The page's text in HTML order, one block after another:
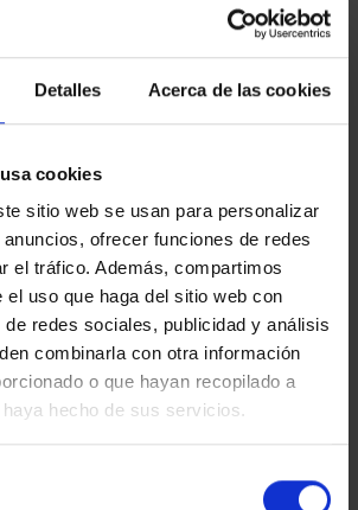
Detalles Acerca de las cookies
cookies
sitio web se usan para personalizar
ofrecer funciones de redes
el tráfico. Además, compartimos
el uso que haga del sitio web con
redes sociales, publicidad y análisis
combinarla con otra información
o que hayan recopilado a
hecho de sus servicios.
CIUDADES PATRIMONIO
III - SEGOVIA
73,00 €